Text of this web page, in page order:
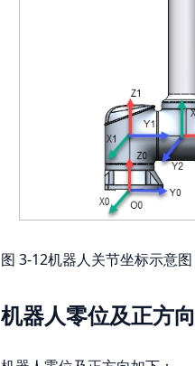
图 3‑12机器人关节坐标示意图
机器人零位及正方向